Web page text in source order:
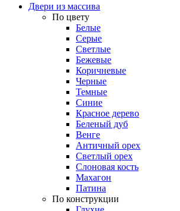
Двери из массива
По цвету
Белые
Серые
Светлые
Бежевые
Коричневые
Черные
Темные
Синие
Красное дерево
Беленый дуб
Венге
Античный орех
Светлый орех
Слоновая кость
Махагон
Патина
По конструкции